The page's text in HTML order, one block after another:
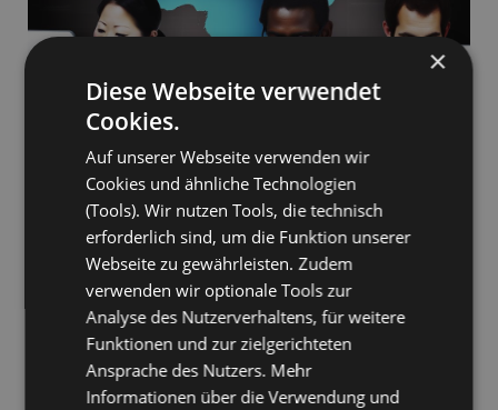
Das Verständnis derKundenperspektiveist entscheidend, wenn es um
Cloud-Lösungen geht.
Sie priorisieren zunehmend den
Schutz und die Privatsphäre von
, was eine gesteigerte Sensibilisierung
Cybersicherheitsbedrohungen widerspiegelt. Sie suchen
zuverlässigen und sicheren Cloud-Optionen, die robuste
Sicherheit bieten, gepaart mit zuverlässigen Supportsystemen.
Ihre Nachfrage nachintegrierten Softwarelösungenist erheblich.
Sie sind bestrebt, die Produktivität durch optimierte Abläufe zu
verbessern. Wenn es um die Verwaltung dieser Lösungen geht,
benutzerfreundliche Oberflächenund Verwaltungsfunktionen für
Sie unerlässlich. Sie schätzen die einfache Navigation und Verwaltung
×
Diese Webseite verwendet
Cookies.
Auf unserer Webseite verwenden wir
Cookies und ähnliche Technologien
(Tools). Wir nutzen Tools, die technisch
erforderlich sind, um die Funktion unserer
Webseite zu gewährleisten. Zudem
verwenden wir optionale Tools zur
Analyse des Nutzerverhaltens, für weitere
Funktionen und zur zielgerichteten
Ansprache des Nutzers. Mehr
Informationen über die Verwendung und